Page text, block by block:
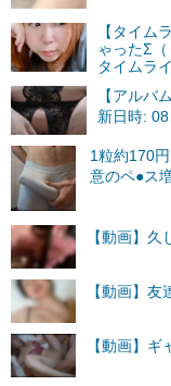
【タイム
ゃったΣ
タイムラ
【アルバ
新日時: